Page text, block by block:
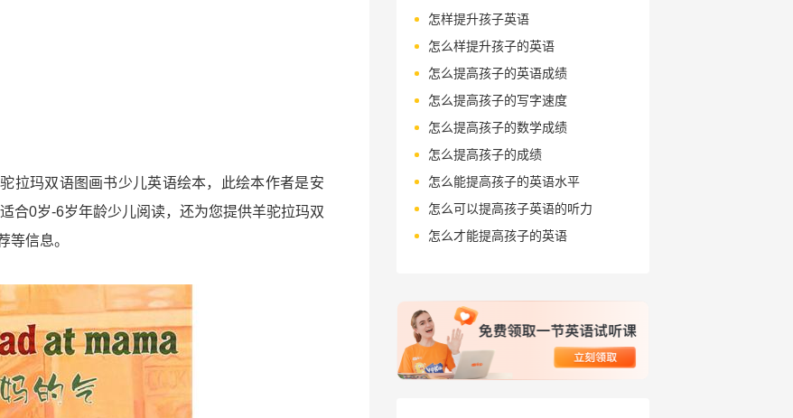
拉玛双语图画书少儿英语绘本，此绘本作者是安
合0岁-6岁年龄少儿阅读，还为您提供羊驼拉玛双
等信息。
怎样提升孩子英语
怎么样提升孩子的英语
怎么提高孩子的英语成绩
怎么提高孩子的写字速度
怎么提高孩子的数学成绩
怎么提高孩子的成绩
怎么能提高孩子的英语水平
怎么可以提高孩子英语的听力
怎么才能提高孩子的英语